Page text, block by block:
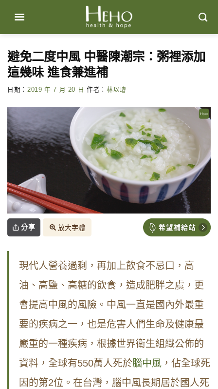
content
避免二度中風 中醫陳潮宗：粥裡添加
這幾味 進食兼進補
日期： 2019 年 7 月 20 日 作者： 林以璿
分享 放大字體
現代人營養過剩，再加上飲食不忌口，高
油、高鹽、高糖的飲食，造成肥胖之虞，更
會提高中風的風險。中風一直是國內外最重
要的疾病之一，也是危害人們生命及健康最
嚴重的一種疾病，根據世界衛生組織公佈的
資料，全球有550萬人死於腦中風 ，佔全球死
因的第2位。在台灣，腦中風長期居於國人死